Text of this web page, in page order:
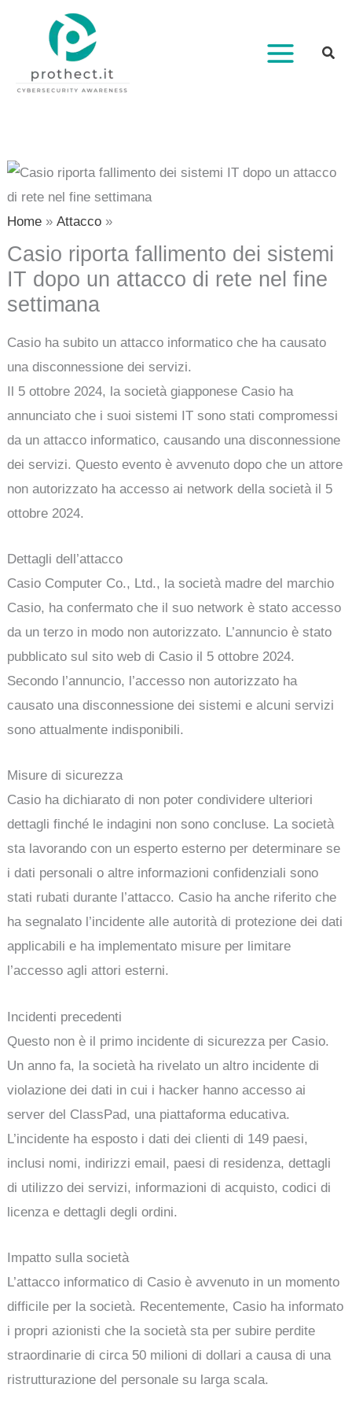
contenuto
Home Attacco
Casio riporta fallimento dei sistemi
IT dopo un attacco di rete nel fine
settimana
Casio ha subito un attacco informatico che ha causato
una disconnessione dei servizi.
Il 5 ottobre 2024, la società giapponese Casio ha
annunciato che i suoi sistemi IT sono stati compromessi
da un attacco informatico, causando una disconnessione
dei servizi. Questo evento è avvenuto dopo che un attore
non autorizzato ha accesso ai network della società il 5
ottobre 2024.
Dettagli dell’attacco
Casio Computer Co., Ltd., la società madre del marchio
Casio, ha confermato che il suo network è stato accesso
da un terzo in modo non autorizzato. L’annuncio è stato
pubblicato sul sito web di Casio il 5 ottobre 2024.
Secondo l’annuncio, l’accesso non autorizzato ha
causato una disconnessione dei sistemi e alcuni servizi
sono attualmente indisponibili.
Misure di sicurezza
Casio ha dichiarato di non poter condividere ulteriori
dettagli finché le indagini non sono concluse. La società
sta lavorando con un esperto esterno per determinare se
i dati personali o altre informazioni confidenziali sono
stati rubati durante l’attacco. Casio ha anche riferito che
ha segnalato l’incidente alle autorità di protezione dei dati
applicabili e ha implementato misure per limitare
l’accesso agli attori esterni.
Incidenti precedenti
Questo non è il primo incidente di sicurezza per Casio.
Un anno fa, la società ha rivelato un altro incidente di
violazione dei dati in cui i hacker hanno accesso ai
server del ClassPad, una piattaforma educativa.
L’incidente ha esposto i dati dei clienti di 149 paesi,
inclusi nomi, indirizzi email, paesi di residenza, dettagli
di utilizzo dei servizi, informazioni di acquisto, codici di
licenza e dettagli degli ordini.
Impatto sulla società
L’attacco informatico di Casio è avvenuto in un momento
difficile per la società. Recentemente, Casio ha informato
i propri azionisti che la società sta per subire perdite
straordinarie di circa 50 milioni di dollari a causa di una
ristrutturazione del personale su larga scala.